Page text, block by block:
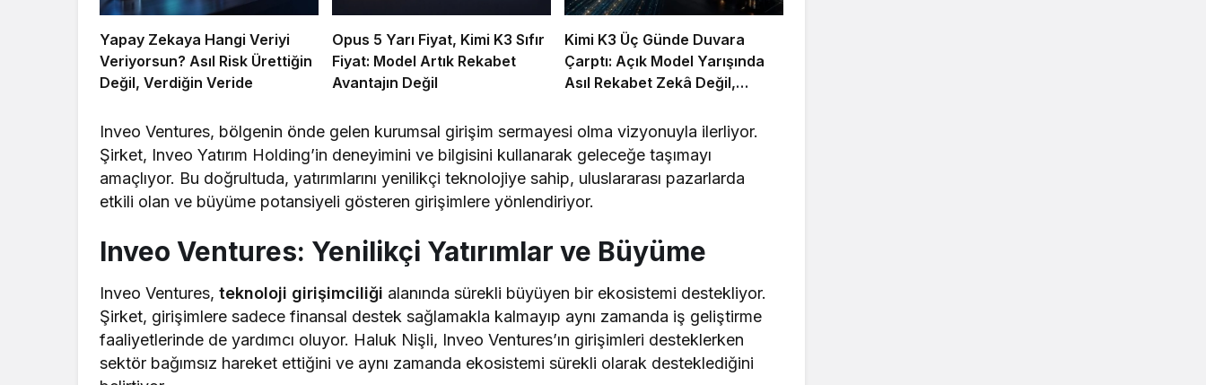
Yapay Zekaya Hangi Veriyi
Veriyorsun? Asıl Risk Ürettiğin
Değil, Verdiğin Veride
Opus 5 Yarı Fiyat, Kimi K3 Sıfır
Fiyat: Model Artık Rekabet
Avantajın Değil
Kimi K3 Üç Günde Duvara
Çarptı: Açık Model Yarışında
Asıl Rekabet Zekâ Değil,
Inveo Ventures, bölgenin önde gelen kurumsal girişim sermayesi olma vizyonuyla ilerliyor.
Şirket, Inveo Yatırım Holding’in deneyimini ve bilgisini kullanarak geleceğe taşımayı
amaçlıyor. Bu doğrultuda, yatırımlarını yenilikçi teknolojiye sahip, uluslararası pazarlarda
etkili olan ve büyüme potansiyeli gösteren girişimlere yönlendiriyor.
Inveo Ventures: Yenilikçi Yatırımlar ve Büyüme
Inveo Ventures,teknoloji girişimciliği alanında sürekli büyüyen bir ekosistemi destekliyor.
Şirket, girişimlere sadece finansal destek sağlamakla kalmayıp aynı zamanda iş geliştirme
faaliyetlerinde de yardımcı oluyor. Haluk Nişli, Inveo Ventures’ın girişimleri desteklerken
sektör bağımsız hareket ettiğini ve aynı zamanda ekosistemi sürekli olarak desteklediğini